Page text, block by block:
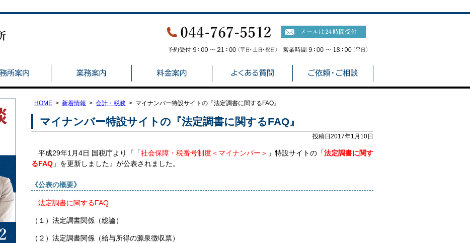
HOME 新着情報 会計・税務 マイナンバー特設サイトの『法定調書に関するFAQ』
マイナンバー特設サイトの『法定調書に関するFAQ』
投稿日2017年1月10日
平成29年1月4日 国税庁より『「社会保障・税番号制度＜マイナンバー＞ 」特設サイトの「法定調書に関す
るFAQ 」を更新しました』が公表されました。
《公表の概要》
法定調書に関するFAQ
（１）法定調書関係（総論）
（２）法定調書関係（給与所得の源泉徴収票）